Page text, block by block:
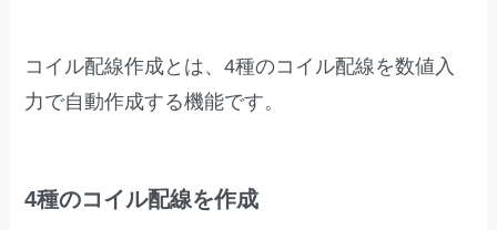
コイル配線作成とは、4種のコイル配線を数値入
力で自動作成する機能です。
4種のコイル配線を作成